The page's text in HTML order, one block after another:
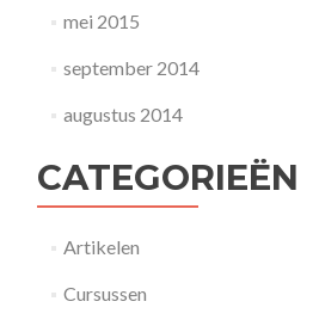
mei 2015
september 2014
augustus 2014
CATEGORIEËN
Artikelen
Cursussen